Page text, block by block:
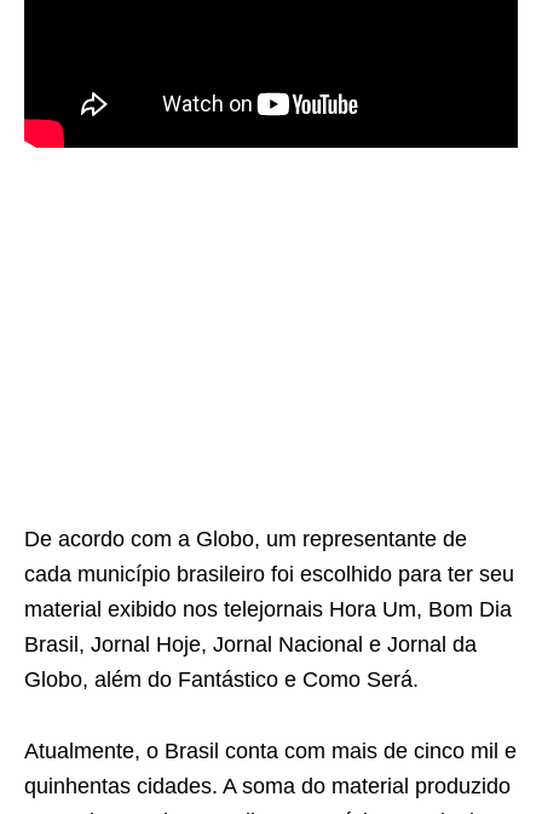
De acordo com a Globo, um representante de
cada município brasileiro foi escolhido para ter seu
material exibido nos telejornais Hora Um, Bom Dia
Brasil, Jornal Hoje, Jornal Nacional e Jornal da
Globo, além do Fantástico e Como Será.
Atualmente, o Brasil conta com mais de cinco mil e
quinhentas cidades. A soma do material produzido